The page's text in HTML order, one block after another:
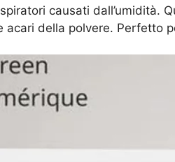
causati dall’umidità.
della polvere. Perfetto